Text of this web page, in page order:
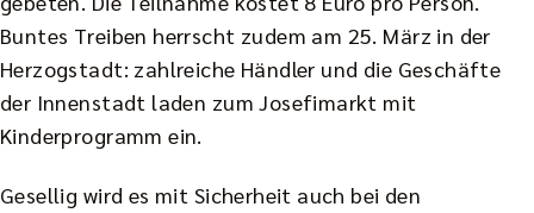
Buntes Treiben herrscht zudem am 25. März in der
Herzogstadt: zahlreiche Händler und die Geschäfte
der Innenstadt laden zum Josefimarkt mit
Kinderprogramm ein.
Gesellig wird es mit Sicherheit auch bei den